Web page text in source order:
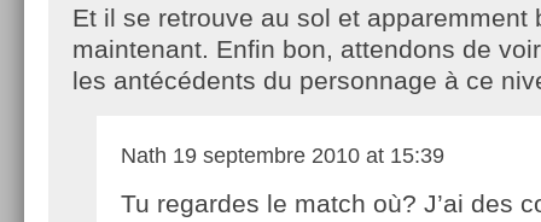
Et il se retrouve au sol et apparemment
maintenant. Enfin bon, attendons de
les antécédents du personnage à ce
Nath 19 septembre 2010 at 15:39
Tu regardes le match où? J’ai des